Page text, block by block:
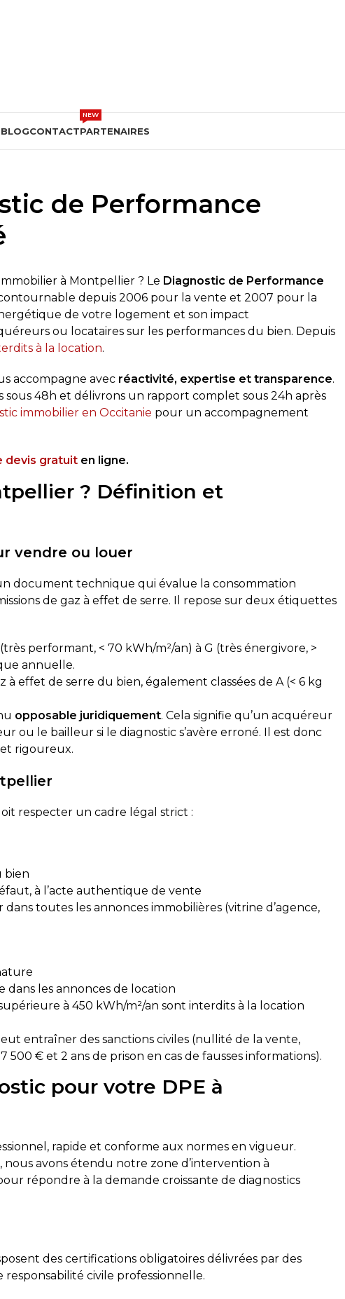
BLOGCONTACTPARTENAIRES
NEW
de Performance
ponctuel et a pris
tout expliquer clairement. Le
conformément à mes
les rendez-vous sont
rapidement.
211
diagnostic gaz et
à Montpellier ? Le Diagnostic de Performance
depuis 2006 pour la vente et 2007 pour la
de votre logement et son impact
ou locataires sur les performances du bien. Depuis
à la location.
accompagne avec réactivité, expertise et transparence.
48h et délivrons un rapport complet sous 24h après
immobilier en Occitanie pour un accompagnement
devis gratuit en ligne.
? Définition et
vendre ou louer
document technique qui évalue la consommation
de gaz à effet de serre. Il repose sur deux étiquettes
performant, < 70 kWh/m²/an) à G (très énergivore, >
annuelle.
à effet de serre du bien, également classées de A (< 6 kg
opposable juridiquement. Cela signifie qu’un acquéreur
le bailleur si le diagnostic s’avère erroné. Il est donc
rigoureux.
respecter un cadre légal strict :
bien
à l’acte authentique de vente
toutes les annonces immobilières (vitrine d’agence,
dans les annonces de location
à 450 kWh/m²/an sont interdits à la location
entraîner des sanctions civiles (nullité de la vente,
€ et 2 ans de prison en cas de fausses informations).
pour votre DPE à
rapide et conforme aux normes en vigueur.
nous avons étendu notre zone d’intervention à
répondre à la demande croissante de diagnostics
des certifications obligatoires délivrées par des
responsabilité civile professionnelle.